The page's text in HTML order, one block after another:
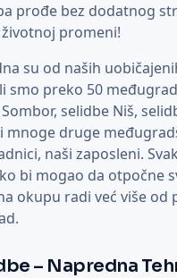
prođe bez dodatnog
promeni!
su od naših
preko 50
selidbe Niš,
mnoge druge
naši zaposleni.
bi mogao da otpočne
okupu radi već više
– Napredna